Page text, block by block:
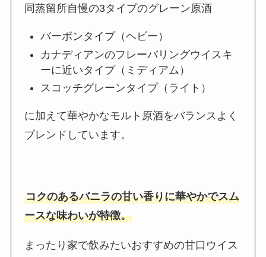
同蒸留所自慢の3タイプのグレーン原酒
バーボンタイプ（ヘビー）
カナディアンのフレーバリングウイスキ
ーに近いタイプ（ミディアム）
スコッチグレーンタイプ（ライト）
に加えて華やかなモルト原酒をバランスよく
ブレンドしています。
コクのあるバニラの甘い香りに華やかでスム
ースな味わいが特徴。
まったり家で飲みたいおすすめの甘口ウイス